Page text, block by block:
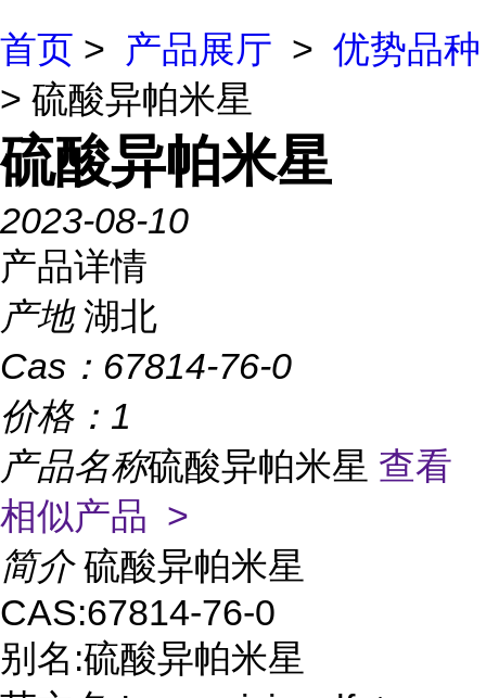
首页 > 产品展厅 > 优势品种
> 硫酸异帕米星
硫酸异帕米星
2023-08-10
产品详情
产地 湖北
Cas： 67814-76-0
价格： 1
产品名称硫酸异帕米星 查看
相似产品 >
简介 硫酸异帕米星
CAS:67814-76-0
别名:硫酸异帕米星